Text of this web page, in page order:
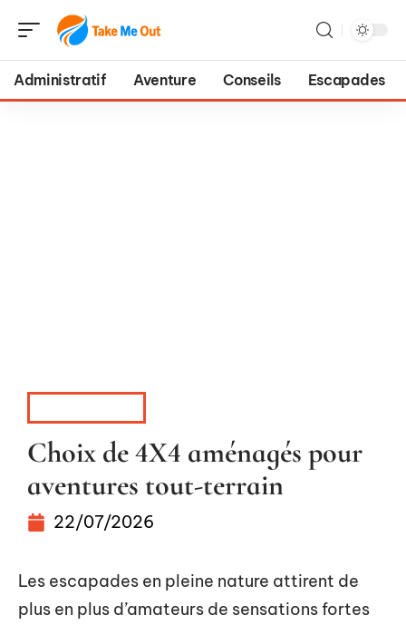
Administratif Aventure Conseils Escapades
Choix de 4X4 aménagés pour
aventures tout-terrain
22/07/2026
Les escapades en pleine nature attirent de
plus en plus d’amateurs de sensations fortes